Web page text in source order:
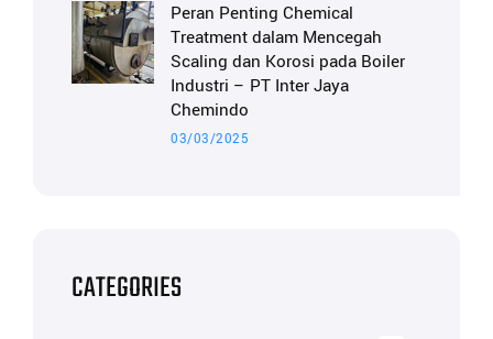
Peran Penting Chemical
Treatment dalam Mencegah
Scaling dan Korosi pada Boiler
Industri – PT Inter Jaya
Chemindo
03/03/2025
CATEGORIES